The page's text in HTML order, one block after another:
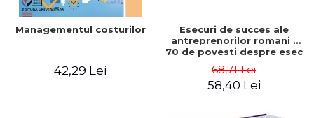
Managementul costurilor
42,29 Lei
Esecuri de succes ale
antreprenorilor romani -
70 de povesti despre esec
68,71 Lei
58,40 Lei